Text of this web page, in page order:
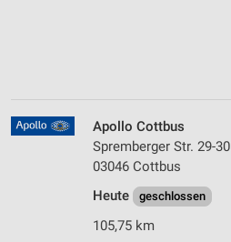
Apollo Cottbus
Spremberger Str. 29-30
03046 Cottbus
Heute
geschlossen
105,75 km